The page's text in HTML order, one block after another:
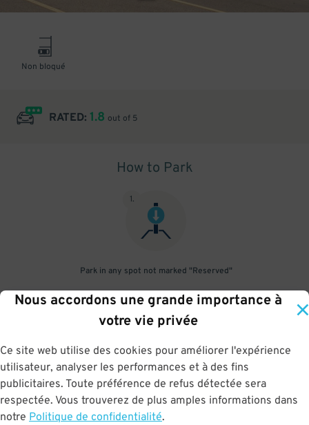
Nous accordons une grande importance à
votre vie privée
Ce site web utilise des cookies pour améliorer l'expérience
utilisateur, analyser les performances et à des fins
publicitaires. Toute préférence de refus détectée sera
respectée. Vous trouverez de plus amples informations dans
notre Politique de confidentialité.
Non bloqué
RATED: 1.8 out of 5
How to Park
1.
Park in any spot not marked "Reserved"
2.
No need to speak to an attendant; your parking pass is validated
by your license plate